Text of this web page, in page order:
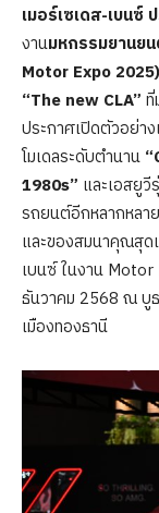
เมอร์เซเดส-เบนซ์
งานมหกรรมยานย
Motor Expo 2025)
“The new CLA”
ประกาศเปิดตัวอย่า
โมเดลระดับตำนาน
1980s” และเอสยู
รถยนต์อีกหลากหลา
และของสมนาคุณสุด
เบนซ์ ในงาน
ธันวาคม 2568 ณ บู
เมืองทองธานี